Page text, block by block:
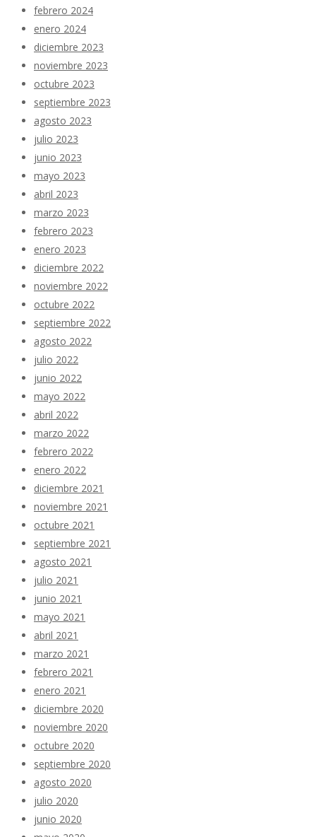
febrero 2024
enero 2024
diciembre 2023
noviembre 2023
octubre 2023
septiembre 2023
agosto 2023
julio 2023
junio 2023
mayo 2023
abril 2023
marzo 2023
febrero 2023
enero 2023
diciembre 2022
noviembre 2022
octubre 2022
septiembre 2022
agosto 2022
julio 2022
junio 2022
mayo 2022
abril 2022
marzo 2022
febrero 2022
enero 2022
diciembre 2021
noviembre 2021
octubre 2021
septiembre 2021
agosto 2021
julio 2021
junio 2021
mayo 2021
abril 2021
marzo 2021
febrero 2021
enero 2021
diciembre 2020
noviembre 2020
octubre 2020
septiembre 2020
agosto 2020
julio 2020
junio 2020